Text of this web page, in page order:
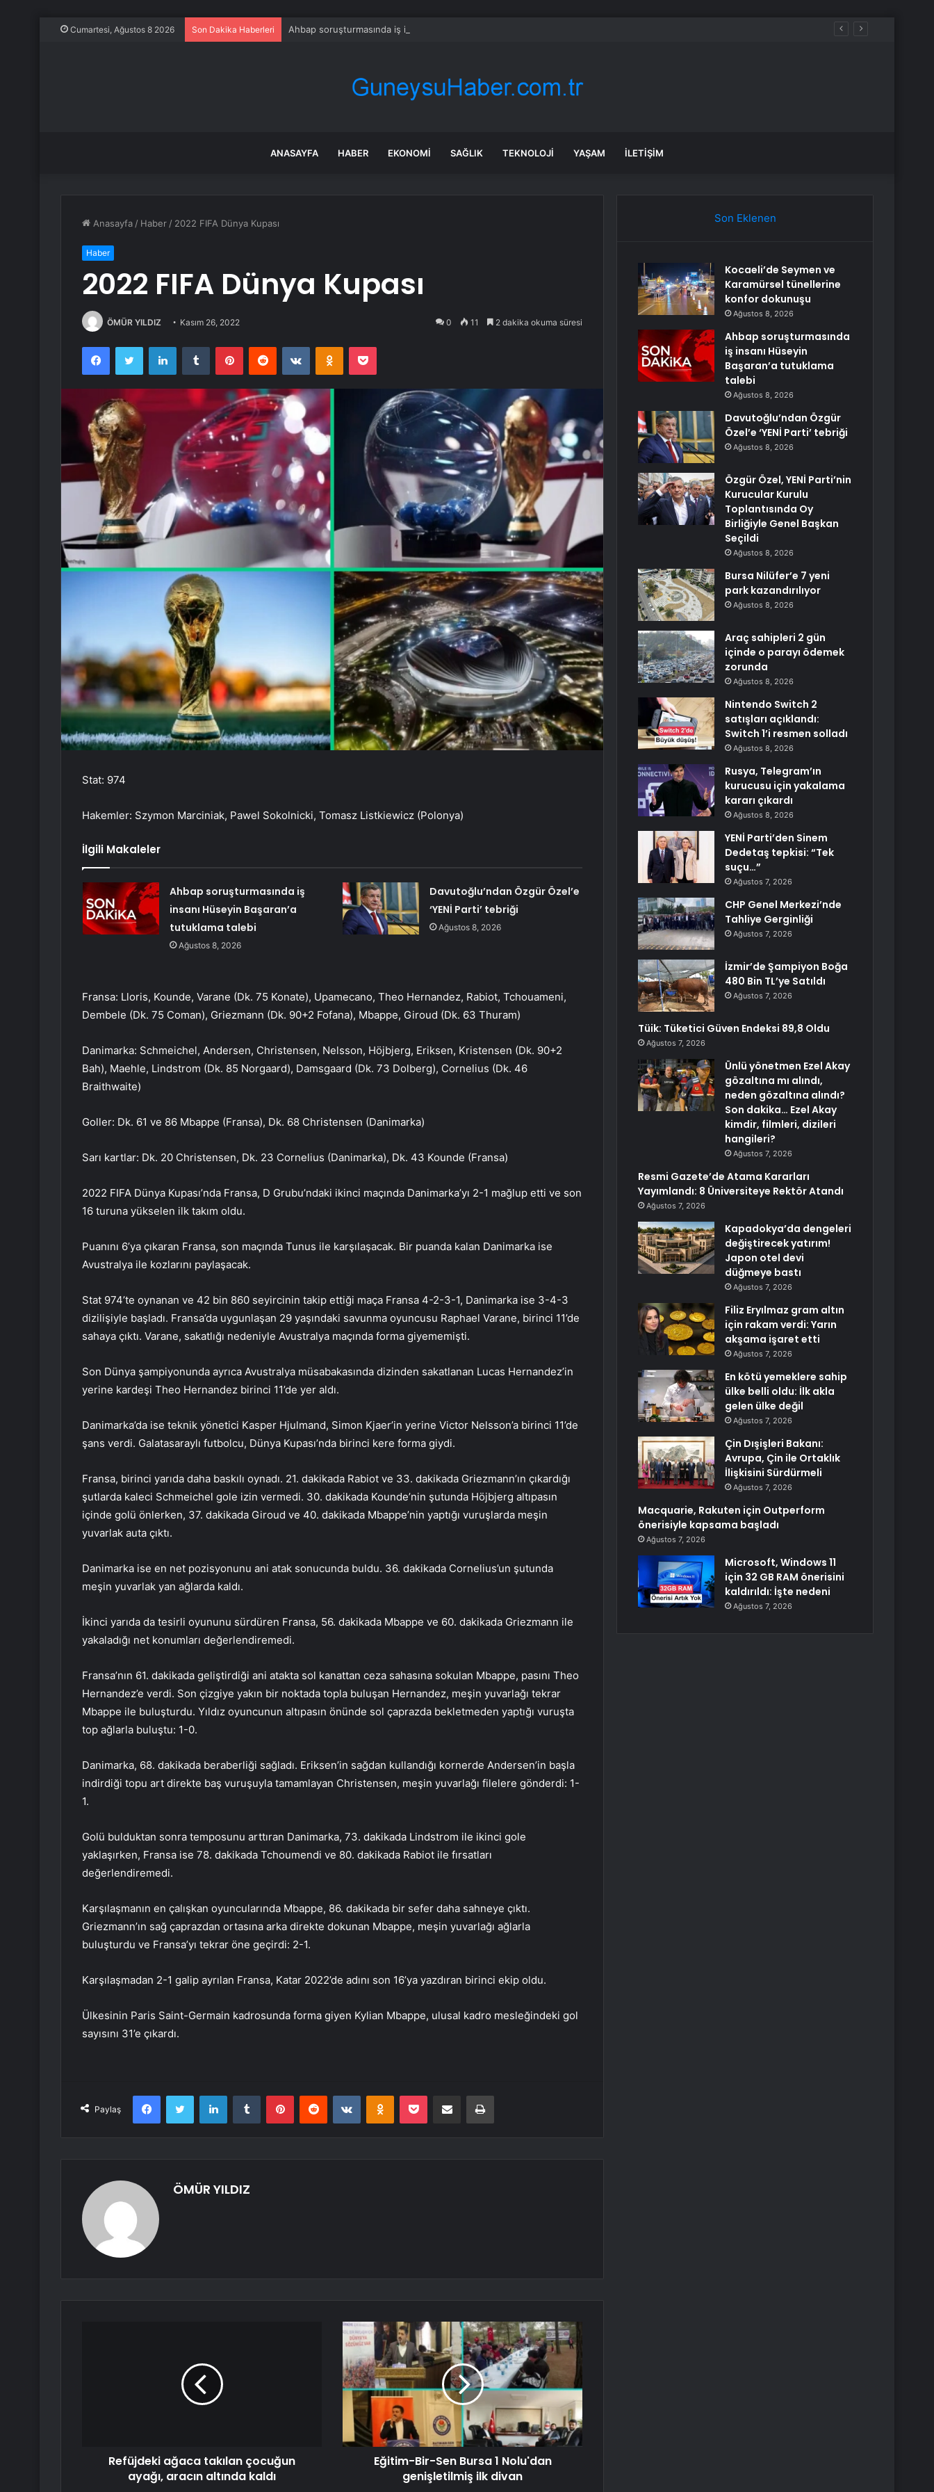
Cumartesi, Ağustos 8 2026 Son Dakika Haberleri Ahbap soruşturmasında iş insanı Hüseyin Başaran’a tutuklama talebi
ANASAYFA HABER EKONOMI SAĞLIK TEKNOLOJI YAŞAM İLETIŞIM
Anasayfa / Haber / 2022 FIFA Dünya Kupası
Haber
2022 FIFA Dünya Kupası
ÖMÜR YILDIZ Kasım 26, 2022 0 11 2 dakika okuma süresi
FacebookTwitter LinkedInTumblr PinterestReddit VKontakteOdnoklassniki
Pocket
Stat: 974
Hakemler: Szymon Marciniak, Pawel Sokolnicki, Tomasz Listkiewicz (Polonya)
İlgili Makaleler
Ahbap soruşturmasında iş
insanı Hüseyin Başaran’a
tutuklama talebi
Ağustos 8, 2026
Davutoğlu’ndan Özgür Özel’e
‘YENİ Parti’ tebriği
Ağustos 8, 2026
Fransa: Lloris, Kounde, Varane (Dk. 75 Konate), Upamecano, Theo Hernandez, Rabiot, Tchouameni,
Dembele (Dk. 75 Coman), Griezmann (Dk. 90+2 Fofana), Mbappe, Giroud (Dk. 63 Thuram)
Danimarka: Schmeichel, Andersen, Christensen, Nelsson, Höjbjerg, Eriksen, Kristensen (Dk. 90+2
Bah), Maehle, Lindstrom (Dk. 85 Norgaard), Damsgaard (Dk. 73 Dolberg), Cornelius (Dk. 46
Braithwaite)
Goller: Dk. 61 ve 86 Mbappe (Fransa), Dk. 68 Christensen (Danimarka)
Sarı kartlar: Dk. 20 Christensen, Dk. 23 Cornelius (Danimarka), Dk. 43 Kounde (Fransa)
2022 FIFA Dünya Kupası’nda Fransa, D Grubu’ndaki ikinci maçında Danimarka’yı 2-1 mağlup etti ve son
16 turuna yükselen ilk takım oldu.
Puanını 6’ya çıkaran Fransa, son maçında Tunus ile karşılaşacak. Bir puanda kalan Danimarka ise
Avustralya ile kozlarını paylaşacak.
Stat 974’te oynanan ve 42 bin 860 seyircinin takip ettiği maça Fransa 4-2-3-1, Danimarka ise 3-4-3
dizilişiyle başladı. Fransa’da uygunlaşan 29 yaşındaki savunma oyuncusu Raphael Varane, birinci 11’de
sahaya çıktı. Varane, sakatlığı nedeniyle Avustralya maçında forma giyememişti.
Son Dünya şampiyonunda ayrıca Avustralya müsabakasında dizinden sakatlanan Lucas Hernandez’in
yerine kardeşi Theo Hernandez birinci 11’de yer aldı.
Danimarka’da ise teknik yönetici Kasper Hjulmand, Simon Kjaer’in yerine Victor Nelsson’a birinci 11’de
şans verdi. Galatasaraylı futbolcu, Dünya Kupası’nda birinci kere forma giydi.
Fransa, birinci yarıda daha baskılı oynadı. 21. dakikada Rabiot ve 33. dakikada Griezmann’ın çıkardığı
şutlarda kaleci Schmeichel gole izin vermedi. 30. dakikada Kounde’nin şutunda Höjbjerg altıpasın
içinde golü önlerken, 37. dakikada Giroud ve 40. dakikada Mbappe’nin yaptığı vuruşlarda meşin
yuvarlak auta çıktı.
Danimarka ise en net pozisyonunu ani atak sonucunda buldu. 36. dakikada Cornelius’un şutunda
meşin yuvarlak yan ağlarda kaldı.
İkinci yarıda da tesirli oyununu sürdüren Fransa, 56. dakikada Mbappe ve 60. dakikada Griezmann ile
yakaladığı net konumları değerlendiremedi.
Fransa’nın 61. dakikada geliştirdiği ani atakta sol kanattan ceza sahasına sokulan Mbappe, pasını Theo
Hernandez’e verdi. Son çizgiye yakın bir noktada topla buluşan Hernandez, meşin yuvarlağı tekrar
Mbappe ile buluşturdu. Yıldız oyuncunun altıpasın önünde sol çaprazda bekletmeden yaptığı vuruşta
top ağlarla buluştu: 1-0.
Danimarka, 68. dakikada beraberliği sağladı. Eriksen’in sağdan kullandığı kornerde Andersen’in başla
indirdiği topu art direkte baş vuruşuyla tamamlayan Christensen, meşin yuvarlağı filelere gönderdi: 1-
1.
Golü bulduktan sonra temposunu arttıran Danimarka, 73. dakikada Lindstrom ile ikinci gole
yaklaşırken, Fransa ise 78. dakikada Tchoumendi ve 80. dakikada Rabiot ile fırsatları
değerlendiremedi.
Karşılaşmanın en çalışkan oyuncularında Mbappe, 86. dakikada bir sefer daha sahneye çıktı.
Griezmann’ın sağ çaprazdan ortasına arka direkte dokunan Mbappe, meşin yuvarlağı ağlarla
buluşturdu ve Fransa’yı tekrar öne geçirdi: 2-1.
Karşılaşmadan 2-1 galip ayrılan Fransa, Katar 2022’de adını son 16’ya yazdıran birinci ekip oldu.
Ülkesinin Paris Saint-Germain kadrosunda forma giyen Kylian Mbappe, ulusal kadro mesleğindeki gol
sayısını 31’e çıkardı.
Paylaş
FacebookTwitter LinkedInTumblr PinterestReddit VKontakteOdnoklassniki
Pocket E-Posta ile paylaş Yazdır
ÖMÜR YILDIZ
Refüjdeki ağaca takılan çocuğun
ayağı, aracın altında kaldı
Eğitim-Bir-Sen Bursa 1 Nolu'dan
genişletilmiş ilk divan
Son Eklenen
Kocaeli’de Seymen ve
Karamürsel tünellerine
konfor dokunuşu
Ağustos 8, 2026
Ahbap soruşturmasında
iş insanı Hüseyin
Başaran’a tutuklama
talebi
Ağustos 8, 2026
Davutoğlu’ndan Özgür
Özel’e ‘YENİ Parti’ tebriği
Ağustos 8, 2026
Özgür Özel, YENİ Parti’nin
Kurucular Kurulu
Toplantısında Oy
Birliğiyle Genel Başkan
Seçildi
Ağustos 8, 2026
Bursa Nilüfer’e 7 yeni
park kazandırılıyor
Ağustos 8, 2026
Araç sahipleri 2 gün
içinde o parayı ödemek
zorunda
Ağustos 8, 2026
Nintendo Switch 2
satışları açıklandı:
Switch 1’i resmen solladı
Ağustos 8, 2026
Rusya, Telegram’ın
kurucusu için yakalama
kararı çıkardı
Ağustos 8, 2026
YENİ Parti’den Sinem
Dedetaş tepkisi: “Tek
suçu…”
Ağustos 7, 2026
CHP Genel Merkezi’nde
Tahliye Gerginliği
Ağustos 7, 2026
İzmir’de Şampiyon Boğa
480 Bin TL’ye Satıldı
Ağustos 7, 2026
Tüik: Tüketici Güven Endeksi 89,8 Oldu
Ağustos 7, 2026
Ünlü yönetmen Ezel Akay
gözaltına mı alındı,
neden gözaltına alındı?
Son dakika… Ezel Akay
kimdir, filmleri, dizileri
hangileri?
Ağustos 7, 2026
Resmi Gazete’de Atama Kararları
Yayımlandı: 8 Üniversiteye Rektör Atandı
Ağustos 7, 2026
Kapadokya’da dengeleri
değiştirecek yatırım!
Japon otel devi
düğmeye bastı
Ağustos 7, 2026
Filiz Eryılmaz gram altın
için rakam verdi: Yarın
akşama işaret etti
Ağustos 7, 2026
En kötü yemeklere sahip
ülke belli oldu: İlk akla
gelen ülke değil
Ağustos 7, 2026
Çin Dışişleri Bakanı:
Avrupa, Çin ile Ortaklık
İlişkisini Sürdürmeli
Ağustos 7, 2026
Macquarie, Rakuten için Outperform
önerisiyle kapsama başladı
Ağustos 7, 2026
Microsoft, Windows 11
için 32 GB RAM önerisini
kaldırıldı: İşte nedeni
Ağustos 7, 2026